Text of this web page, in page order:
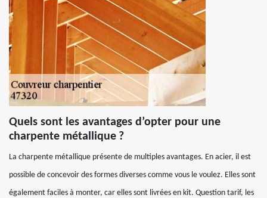
Quels sont les avantages d’opter pour une
charpente métallique ?
La charpente métallique présente de multiples avantages. En acier, il est
possible de concevoir des formes diverses comme vous le voulez. Elles sont
également faciles à monter, car elles sont livrées en kit. Question tarif, les